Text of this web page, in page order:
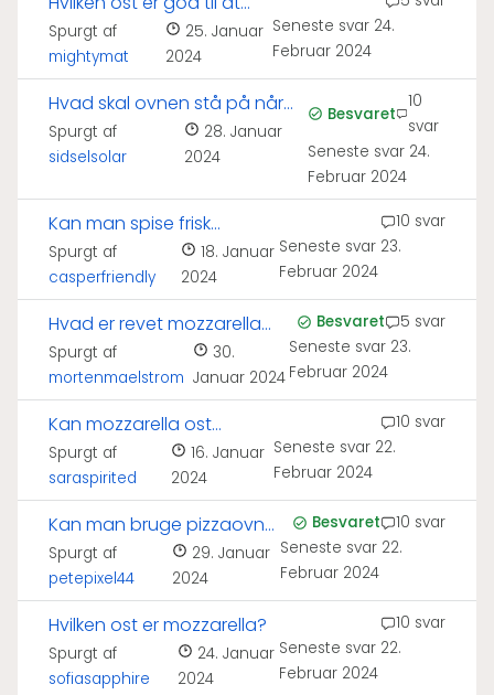
smelte?
Spurgt af
mightymat
25. Januar
2024
Seneste svar 24.
Februar 2024
Hvad skal ovnen stå på når
man laver frysepizza?
Spurgt af
sidselsolar
28. Januar
2024
Besvaret
10
svar
Seneste svar 24.
Februar 2024
Kan man spise frisk
mozzarella?
Spurgt af
casperfriendly
18. Januar
2024
10 svar
Seneste svar 23.
Februar 2024
Hvad er revet mozzarella
lavet af?
Spurgt af
mortenmaelstrom
30.
Januar 2024
Besvaret
5 svar
Seneste svar 23.
Februar 2024
Kan mozzarella ost
smelte?
Spurgt af
saraspirited
16. Januar
2024
10 svar
Seneste svar 22.
Februar 2024
Kan man bruge pizzaovn
indendørs?
Spurgt af
petepixel44
29. Januar
2024
Besvaret
10 svar
Seneste svar 22.
Februar 2024
Hvilken ost er mozzarella?
Spurgt af
sofiasapphire
24. Januar
2024
10 svar
Seneste svar 22.
Februar 2024